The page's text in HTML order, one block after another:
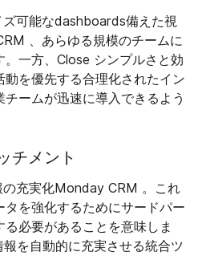
可能なdashboards備えた視
、あらゆる規模のチームに
。一方、Close シンプルさと効
を優先する合理化されたイン
ームが迅速に導入できるよう
チメント
充実化Monday CRM 。これ
を強化するためにサードパー
必要があることを意味しま
を自動的に充実させる統合ツ